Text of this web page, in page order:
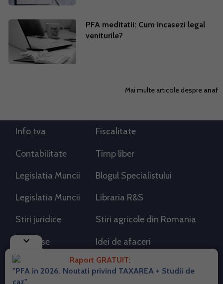
PFA meditatii: Cum incasezi legal
veniturile?
Mai multe articole despre anaf
keyboard_arrow_down
Raport GRATUIT:
"PFA in 2026. Noutati privind TAXAREA + Studii de
caz"
Info tva Fiscalitate
Contabilitate Timp liber
Legislatia Muncii Blogul Specialistului
Legislatia Muncii Libraria R&S
Stiri juridice Stiri agricole din Romania
AdSense Idei de afaceri
RSS Flux RSS 2.0